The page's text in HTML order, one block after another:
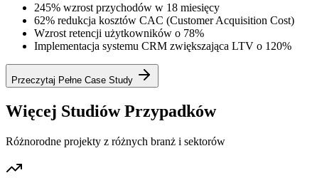
245% wzrost przychodów w 18 miesięcy
62% redukcja kosztów CAC (Customer Acquisition Cost)
Wzrost retencji użytkowników o 78%
Implementacja systemu CRM zwiększająca LTV o 120%
Przeczytaj Pełne Case Study
Więcej Studiów Przypadków
Różnorodne projekty z różnych branż i sektorów